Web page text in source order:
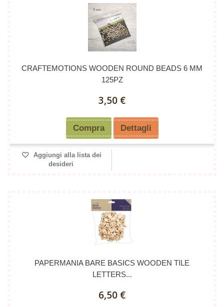
CRAFTEMOTIONS WOODEN ROUND BEADS 6 MM
125PZ
3,50 €
Compra Dettagli
Aggiungi alla lista dei
desideri
PAPERMANIA BARE BASICS WOODEN TILE
LETTERS...
6,50 €